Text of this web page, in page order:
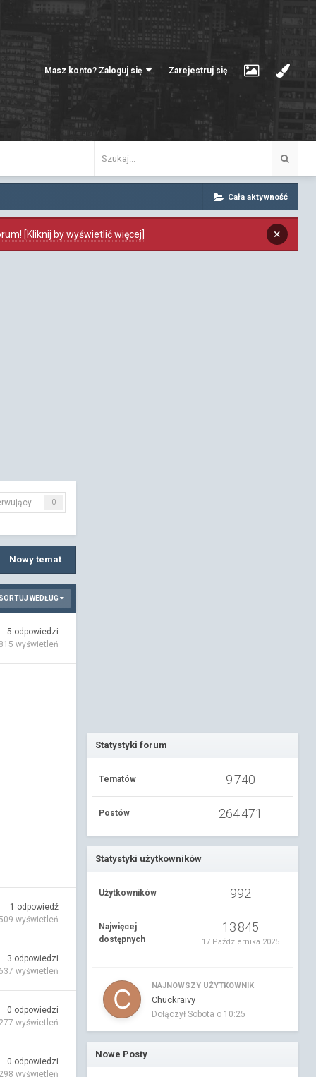
Masz konto? Zaloguj się Zarejestruj się
Cała aktywność
[Kliknij by wyświetlić więcej] ×
0
Nowy temat
SORTUJ WEDŁUG
5 odpowiedzi
815 wyświetleń
1 odpowiedź
509 wyświetleń
3 odpowiedzi
637 wyświetleń
0 odpowiedzi
277 wyświetleń
0 odpowiedzi
298 wyświetleń
Statystyki forum
Tematów 9 740
Postów 264 471
Statystyki użytkowników
Użytkowników 992
Najwięcej
dostępnych
13 845
17 Października 2025
NAJNOWSZY UŻYTKOWNIK
Chuckraivy
Dołączył Sobota o 10:25
Nowe Posty